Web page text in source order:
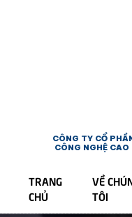
CÔNG TY CỔ
CÔNG NGHỆ
TRANG
CHỦ
VỀ
TÔI